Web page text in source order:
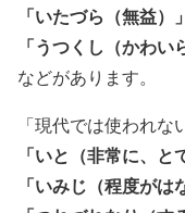
「いたづら（無益）」
「うつくし（かわい
などがあります。
「現代では使われな
「いと（非常に、と
「いみじ（程度がは